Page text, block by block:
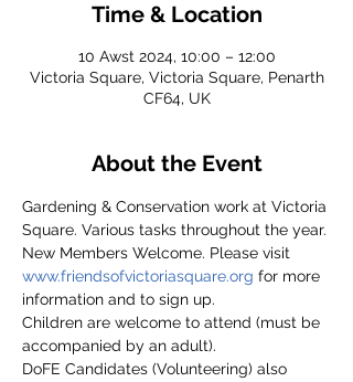
Time & Location
10 Awst 2024, 10:00 – 12:00
Victoria Square, Victoria Square, Penarth
CF64, UK
About the Event
Gardening & Conservation work at Victoria
Square. Various tasks throughout the year.
New Members Welcome. Please visit
www.friendsofvictoriasquare.org for more
information and to sign up.
Children are welcome to attend (must be
accompanied by an adult).
DoFE Candidates (Volunteering) also